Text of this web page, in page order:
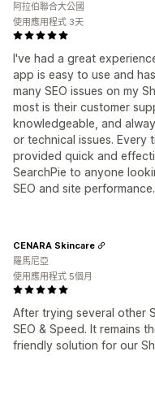
I've had a great
app is easy to use and
many SEO issues on my
most is their customer
knowledgeable, and
or technical issues. Every
provided quick and
SearchPie to anyone
SEO and site
阿拉伯聯合大公國
使用應用程式 3天
After trying several other
SEO & Speed. It remains
friendly solution for our
CENARA Skincare
羅馬尼亞
使用應用程式 5個月